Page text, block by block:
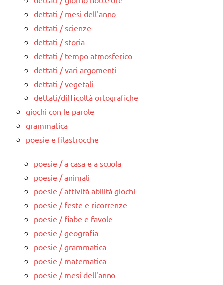
dettati / mesi dell'anno
dettati / scienze
dettati / storia
dettati / tempo atmosferico
dettati / vari argomenti
dettati / vegetali
dettati/difficoltà ortografiche
giochi con le parole
grammatica
poesie e filastrocche
poesie / a casa e a scuola
poesie / animali
poesie / attività abilità giochi
poesie / feste e ricorrenze
poesie / fiabe e favole
poesie / geografia
poesie / grammatica
poesie / matematica
poesie / mesi dell'anno